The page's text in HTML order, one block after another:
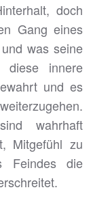
doch
Gang eines
was seine
diese innere
und es
wahrhaft
Mitgefühl zu
Feindes die